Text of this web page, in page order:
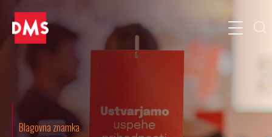
Blagovna znamka